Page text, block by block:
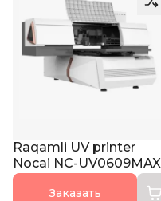
Raqamli UV printer
Nocai NC-
II
Заказать